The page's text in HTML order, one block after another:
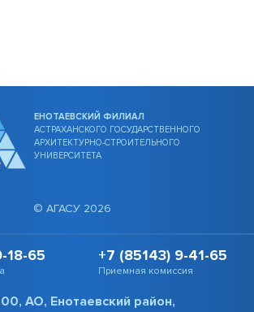
ЕНОТАЕВСКИЙ ФИЛИАЛ
АСТРАХАНСКОГО ГОСУДАРСТВЕННОГО
АРХИТЕКТУРНО-СТРОИТЕЛЬНОГО
УНИВЕРСИТЕТА
© АГАСУ 2026
18-65 +7 (85143) 9-41-65
Приемная комиссия
АО, Енотаевский район,